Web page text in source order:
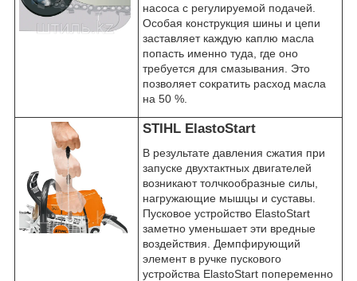
насоса с регулируемой подачей.
Особая конструкция шины и цепи
заставляет каждую каплю масла
попасть именно туда, где оно
требуется для смазывания. Это
позволяет сократить расход масла
на 50 %.
STIHL ElastoStart
В результате давления сжатия при
запуске двухтактных двигателей
возникают толчкообразные силы,
нагружающие мышцы и суставы.
Пусковое устройство ElastoStart
заметно уменьшает эти вредные
воздействия. Демпфирующий
элемент в ручке пускового
устройства ElastoStart попеременно